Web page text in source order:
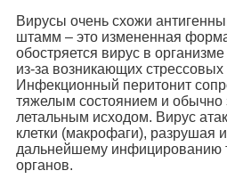
Вирусы очень схожи
штамм – это измененная
обостряется вирус в
из-за возникающих стрессовых
Инфекционный перитонит
тяжелым состоянием и обычно
летальным исходом. Вирус
клетки (макрофаги), разрушая
дальнейшему инфицированию
органов.